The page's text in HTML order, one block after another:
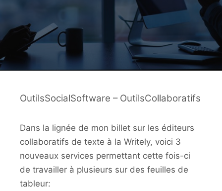
OutilsSocialSoftware – OutilsCollaboratifs
Dans la lignée de mon billet sur les éditeurs
collaboratifs de texte à la Writely, voici 3
nouveaux services permettant cette fois-ci
de travailler à plusieurs sur des feuilles de
tableur: